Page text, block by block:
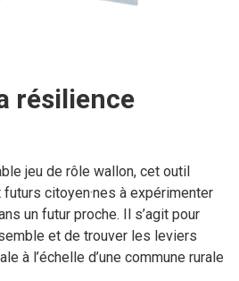
résilience
jeu de rôle wallon, cet outil
citoyen·nes à expérimenter
un futur proche. Il s’agit pour
et de trouver les leviers
à l’échelle d’une commune rurale